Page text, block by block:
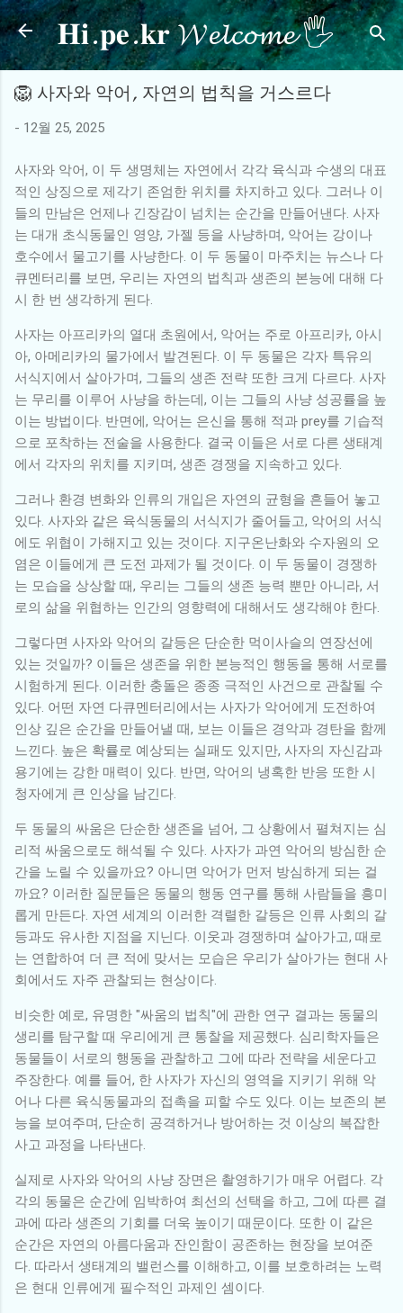
기본 콘텐츠로 건너뛰기
𝐇𝐢.𝐩𝐞.𝐤𝐫 𝓦𝓮𝓵𝓬𝓸𝓶𝓮 🖐
🦁 사자와 악어, 자연의 법칙을 거스르다
- 12월 25, 2025
사자와 악어, 이 두 생명체는 자연에서 각각 육식과 수생의 대표
적인 상징으로 제각기 존엄한 위치를 차지하고 있다. 그러나 이
들의 만남은 언제나 긴장감이 넘치는 순간을 만들어낸다. 사자
는 대개 초식동물인 영양, 가젤 등을 사냥하며, 악어는 강이나
호수에서 물고기를 사냥한다. 이 두 동물이 마주치는 뉴스나 다
큐멘터리를 보면, 우리는 자연의 법칙과 생존의 본능에 대해 다
시 한 번 생각하게 된다.
사자는 아프리카의 열대 초원에서, 악어는 주로 아프리카, 아시
아, 아메리카의 물가에서 발견된다. 이 두 동물은 각자 특유의
서식지에서 살아가며, 그들의 생존 전략 또한 크게 다르다. 사자
는 무리를 이루어 사냥을 하는데, 이는 그들의 사냥 성공률을 높
이는 방법이다. 반면에, 악어는 은신을 통해 적과 prey를 기습적
으로 포착하는 전술을 사용한다. 결국 이들은 서로 다른 생태계
에서 각자의 위치를 지키며, 생존 경쟁을 지속하고 있다.
그러나 환경 변화와 인류의 개입은 자연의 균형을 흔들어 놓고
있다. 사자와 같은 육식동물의 서식지가 줄어들고, 악어의 서식
에도 위협이 가해지고 있는 것이다. 지구온난화와 수자원의 오
염은 이들에게 큰 도전 과제가 될 것이다. 이 두 동물이 경쟁하
는 모습을 상상할 때, 우리는 그들의 생존 능력 뿐만 아니라, 서
로의 삶을 위협하는 인간의 영향력에 대해서도 생각해야 한다.
그렇다면 사자와 악어의 갈등은 단순한 먹이사슬의 연장선에
있는 것일까? 이들은 생존을 위한 본능적인 행동을 통해 서로를
시험하게 된다. 이러한 충돌은 종종 극적인 사건으로 관찰될 수
있다. 어떤 자연 다큐멘터리에서는 사자가 악어에게 도전하여
인상 깊은 순간을 만들어낼 때, 보는 이들은 경악과 경탄을 함께
느낀다. 높은 확률로 예상되는 실패도 있지만, 사자의 자신감과
용기에는 강한 매력이 있다. 반면, 악어의 냉혹한 반응 또한 시
청자에게 큰 인상을 남긴다.
두 동물의 싸움은 단순한 생존을 넘어, 그 상황에서 펼쳐지는 심
리적 싸움으로도 해석될 수 있다. 사자가 과연 악어의 방심한 순
간을 노릴 수 있을까요? 아니면 악어가 먼저 방심하게 되는 걸
까요? 이러한 질문들은 동물의 행동 연구를 통해 사람들을 흥미
롭게 만든다. 자연 세계의 이러한 격렬한 갈등은 인류 사회의 갈
등과도 유사한 지점을 지닌다. 이웃과 경쟁하며 살아가고, 때로
는 연합하여 더 큰 적에 맞서는 모습은 우리가 살아가는 현대 사
회에서도 자주 관찰되는 현상이다.
비슷한 예로, 유명한 "싸움의 법칙"에 관한 연구 결과는 동물의
생리를 탐구할 때 우리에게 큰 통찰을 제공했다. 심리학자들은
동물들이 서로의 행동을 관찰하고 그에 따라 전략을 세운다고
주장한다. 예를 들어, 한 사자가 자신의 영역을 지키기 위해 악
어나 다른 육식동물과의 접촉을 피할 수도 있다. 이는 보존의 본
능을 보여주며, 단순히 공격하거나 방어하는 것 이상의 복잡한
사고 과정을 나타낸다.
실제로 사자와 악어의 사냥 장면은 촬영하기가 매우 어렵다. 각
각의 동물은 순간에 임박하여 최선의 선택을 하고, 그에 따른 결
과에 따라 생존의 기회를 더욱 높이기 때문이다. 또한 이 같은
순간은 자연의 아름다움과 잔인함이 공존하는 현장을 보여준
다. 따라서 생태계의 밸런스를 이해하고, 이를 보호하려는 노력
은 현대 인류에게 필수적인 과제인 셈이다.